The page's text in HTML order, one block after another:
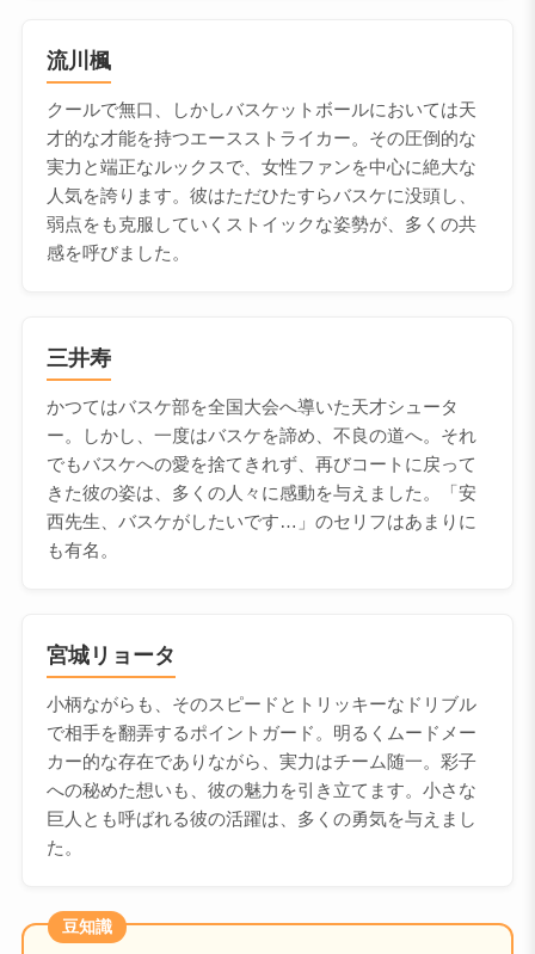
流川楓
クールで無口、しかしバスケットボールにおいては天
才的な才能を持つエースストライカー。その圧倒的な
実力と端正なルックスで、女性ファンを中心に絶大な
人気を誇ります。彼はただひたすらバスケに没頭し、
弱点をも克服していくストイックな姿勢が、多くの共
感を呼びました。
三井寿
かつてはバスケ部を全国大会へ導いた天才シュータ
ー。しかし、一度はバスケを諦め、不良の道へ。それ
でもバスケへの愛を捨てきれず、再びコートに戻って
きた彼の姿は、多くの人々に感動を与えました。「安
西先生、バスケがしたいです…」のセリフはあまりに
も有名。
宮城リョータ
小柄ながらも、そのスピードとトリッキーなドリブル
で相手を翻弄するポイントガード。明るくムードメー
カー的な存在でありながら、実力はチーム随一。彩子
への秘めた想いも、彼の魅力を引き立てます。小さな
巨人とも呼ばれる彼の活躍は、多くの勇気を与えまし
た。
豆知識